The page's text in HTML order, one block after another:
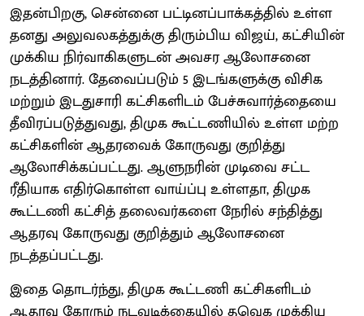
இதன்பிறகு, சென்னை பட்டினப்பாக்கத்தில் உள்ள
தனது அலுவலகத்துக்கு திரும்பிய விஜய், கட்சியின்
முக்கிய நிர்வாகிகளுடன் அவசர ஆலோசனை
நடத்தினார். தேவைப்படும் 5 இடங்களுக்கு விசிக
மற்றும் இடதுசாரி கட்சிகளிடம் பேச்சுவார்த்தையை
தீவிரப்படுத்துவது, திமுக கூட்டணியில் உள்ள மற்ற
கட்சிகளின் ஆதரவைக் கோருவது குறித்து
ஆலோசிக்கப்பட்டது. ஆளுநரின் முடிவை சட்ட
ரீதியாக எதிர்கொள்ள வாய்ப்பு உள்ளதா, திமுக
கூட்டணி கட்சித் தலைவர்களை நேரில் சந்தித்து
ஆதரவு கோருவது குறித்தும் ஆலோசனை
நடத்தப்பட்டது.
இதை தொடர்ந்து, திமுக கூட்டணி கட்சிகளிடம்